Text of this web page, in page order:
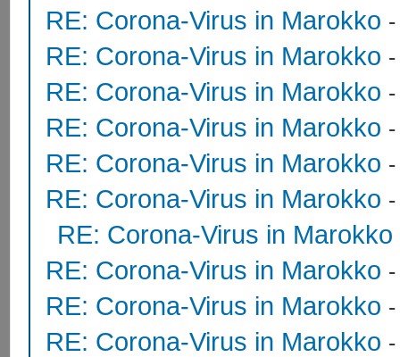
RE: Corona-Virus in Marokko
RE: Corona-Virus in Marokko
RE: Corona-Virus in Marokko
RE: Corona-Virus in Marokko
RE: Corona-Virus in Marokko
RE: Corona-Virus in Marokko
RE: Corona-Virus in Marokko
RE: Corona-Virus in Marokko
RE: Corona-Virus in Marokko
RE: Corona-Virus in Marokko